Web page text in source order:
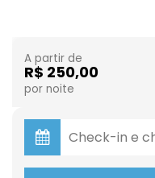
A partir de
R$ 250,00
por noite